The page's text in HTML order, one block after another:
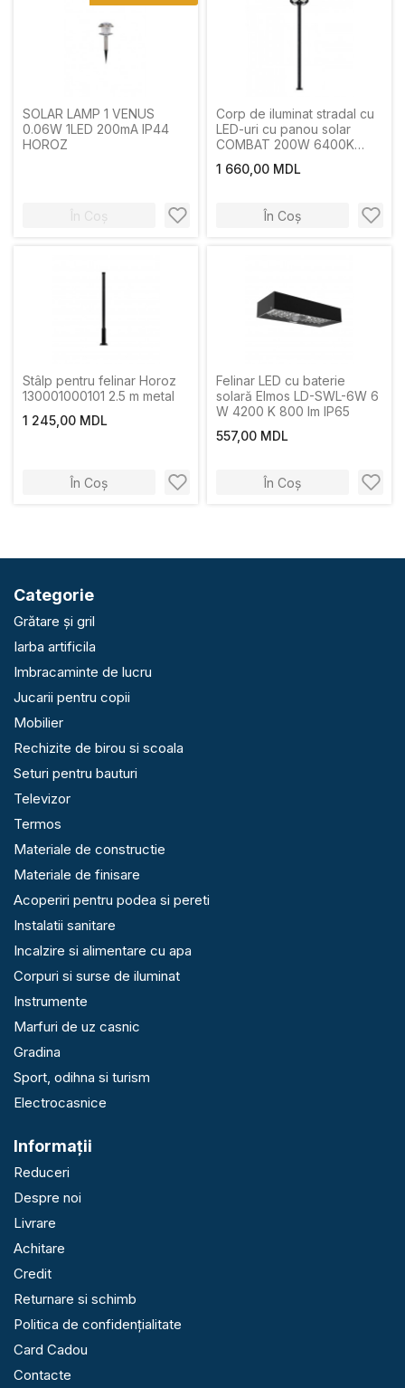
SOLAR LAMP 1 VENUS
0.06W 1LED 200mA IP44
HOROZ
În Coș
Corp de iluminat stradal cu
LED-uri cu panou solar
COMBAT 200W 6400K
1 660,00 MDL
În Coș
Stâlp pentru felinar Horoz
130001000101 2.5 m metal
1 245,00 MDL
În Coș
Felinar LED cu baterie
solară Elmos LD-SWL-6W 6
W 4200 K 800 lm IP65
557,00 MDL
În Coș
Categorie
Grătare și gril
Iarba artificila
Imbracaminte de lucru
Jucarii pentru copii
Mobilier
Rechizite de birou si scoala
Seturi pentru bauturi
Televizor
Termos
Materiale de constructie
Materiale de finisare
Acoperiri pentru podea si pereti
Instalatii sanitare
Incalzire si alimentare cu apa
Corpuri si surse de iluminat
Instrumente
Marfuri de uz casnic
Gradina
Sport, odihna si turism
Electrocasnice
Informaţii
Reduceri
Despre noi
Livrare
Achitare
Credit
Returnare si schimb
Politica de confidențialitate
Card Cadou
Contacte